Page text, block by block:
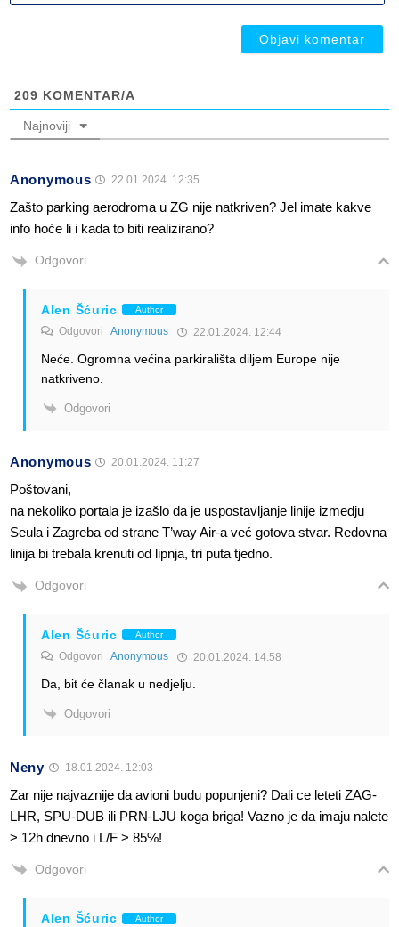
209 KOMENTAR/A
Najnoviji
Anonymous 22.01.2024. 12:35
Zašto parking aerodroma u ZG nije natkriven? Jel imate kakve
info hoće li i kada to biti realizirano?
Odgovori
Alen Šćuric Author
Odgovori Anonymous 22.01.2024. 12:44
Neće. Ogromna većina parkirališta diljem Europe nije
natkriveno.
Odgovori
Anonymous 20.01.2024. 11:27
Poštovani,
na nekoliko portala je izašlo da je uspostavljanje linije izmedju
Seula i Zagreba od strane T’way Air-a već gotova stvar. Redovna
linija bi trebala krenuti od lipnja, tri puta tjedno.
Odgovori
Alen Šćuric Author
Odgovori Anonymous 20.01.2024. 14:58
Da, bit će članak u nedjelju.
Odgovori
Neny 18.01.2024. 12:03
Zar nije najvaznije da avioni budu popunjeni? Dali ce leteti ZAG-
LHR, SPU-DUB ili PRN-LJU koga briga! Vazno je da imaju nalete
> 12h dnevno i L/F > 85%!
Odgovori
Alen Šćuric Author